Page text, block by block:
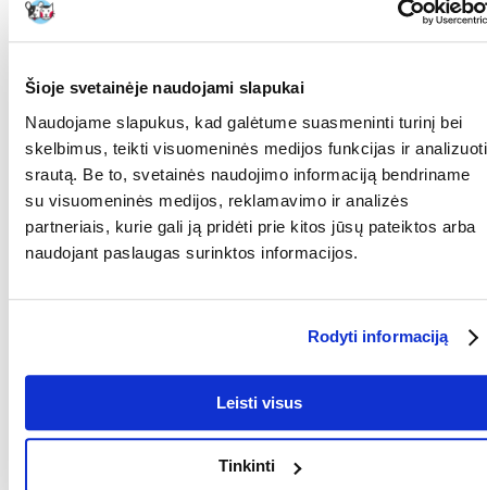
Šioje svetainėje naudojami slapukai
Naudojame slapukus, kad galėtume suasmeninti turinį bei
skelbimus, teikti visuomeninės medijos funkcijas ir analizuoti
srautą. Be to, svetainės naudojimo informaciją bendriname
su visuomeninės medijos, reklamavimo ir analizės
partneriais, kurie gali ją pridėti prie kitos jūsų pateiktos arba
naudojant paslaugas surinktos informacijos.
Rodyti informaciją
Leisti visus
Tinkinti
maistinės vertės.
Sudėtis:
Vištienos krūtinėlė 70 %, vištienos sultinys, sūris 5 %, ryžiai.
Sudedamųjų dalių analizė:
baltymai 15 %, žalios ląstelienos 0,1 %, žali riebalai 2 %, žali pelenai 1 %,
drėgmė 80 %.
Skardinių skaičius per dieną: 70 g.
3-5 2
5 3